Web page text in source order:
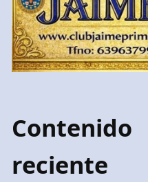
Contenido
reciente